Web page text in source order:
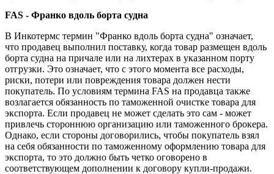
FAS - Франко вдоль борта судна
В Инкотермс термин "Франко вдоль борта судна" означает,
что продавец выполнил поставку, когда товар размещен вдоль
борта судна на причале или на лихтерах в указанном порту
отгрузки. Это означает, что с этого момента все расходы,
риски, потери или повреждения товара должен нести
покупатель. По условиям термина FAS на продавца также
возлагается обязанность по таможенной очистке товара для
экспорта. Если продавец не может сделать это сам - может
привлечь стороннюю организацию или таможенного брокера.
Однако, если стороны договорились, чтобы покупатель взял
на себя обязанности по таможенному оформлению товара для
экспорта, то это должно быть четко оговорено в
соответствующем дополнении к договору купли-продажи.